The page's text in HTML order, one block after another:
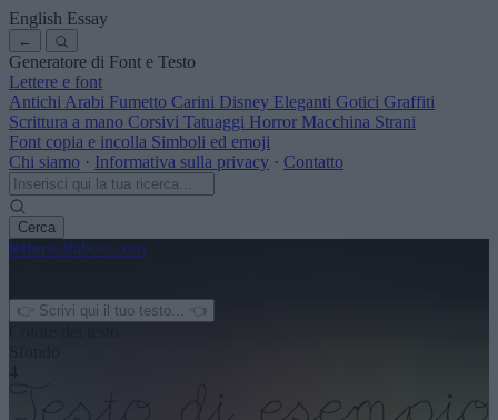
English Essay
←
Generatore di Font e Testo
Lettere e font
Antichi Arabi Fumetto Carini Disney Eleganti Gotici Graffiti
Scrittura a mano Corsivi Tatuaggi Horror Macchina Strani
Font copia e incolla Simboli ed emoji
Chi siamo · Informativa sulla privacy · Contatto
Cerca
letterealfabeto.com